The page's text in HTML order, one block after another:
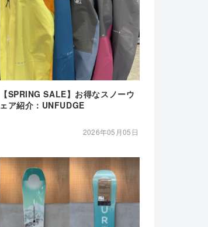
【SPRING SALE】お得なスノーウ
ェア紹介：UNFUDGE
2026年05月05日